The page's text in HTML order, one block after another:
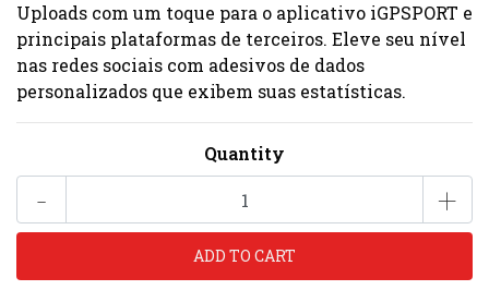
Uploads com um toque para o aplicativo iGPSPORT e
principais plataformas de terceiros. Eleve seu nível
nas redes sociais com adesivos de dados
personalizados que exibem suas estatísticas.
Quantity
- +